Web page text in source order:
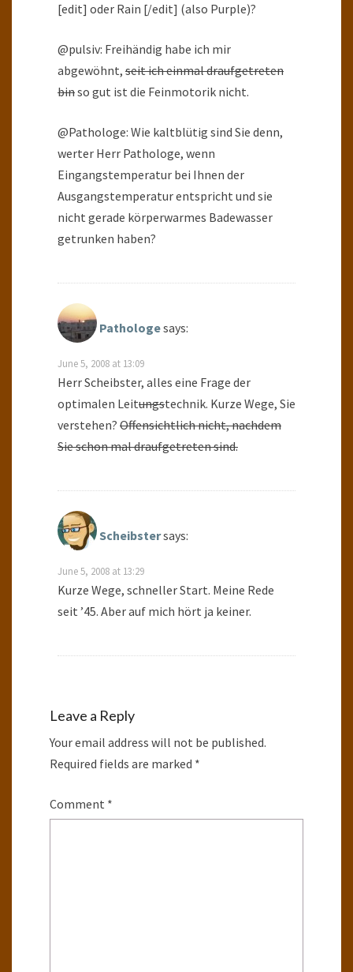
[edit] oder Rain [/edit] (also Purple)?
@pulsiv: Freihändig habe ich mir
abgewöhnt, seit ich einmal draufgetreten
binso gut ist die Feinmotorik nicht.
@Pathologe: Wie kaltblütig sind Sie denn,
werter Herr Pathologe, wenn
Eingangstemperatur bei Ihnen der
Ausgangstemperatur entspricht und sie
nicht gerade körperwarmes Badewasser
getrunken haben?
Pathologesays:
June 5, 2008 at 13:09
Herr Scheibster, alles eine Frage der
optimalen Leitungstechnik. Kurze Wege, Sie
verstehen? Offensichtlich nicht, nachdem
Sie schon mal draufgetreten sind.
Scheibstersays:
June 5, 2008 at 13:29
Kurze Wege, schneller Start. Meine Rede
seit ’45. Aber auf mich hört ja keiner.
Leave a Reply
Your email address will not be published.
Required fields are marked *
Comment *